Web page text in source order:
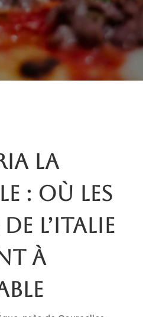
La
: où les
l’Italie
à